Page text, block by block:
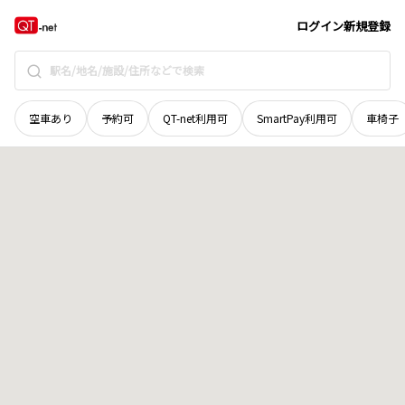
ログイン新規登録
空車あり 予約可 QT-net利用可 SmartPay利用可 車椅子
新潟県